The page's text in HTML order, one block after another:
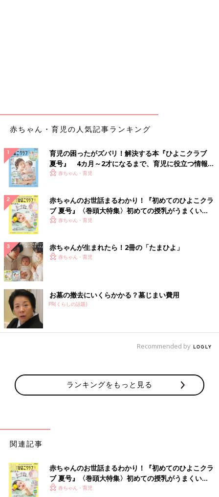
赤ちゃん・育児の人気記事ランキング
育児の困ったがズバリ！解決する本『ひよこクラブ
夏号』 4カ月～2才になるまで、育児に役立つ情報が
いっぱい！
赤ちゃん・育児
赤ちゃんのお世話まるわかり！『初めてのひよこクラ
ブ 夏号』〈巻頭大特集〉初めての授乳がうまくい
く！ おっぱい・ミルクの基本と夏のトラブル 解決テ
赤ちゃん・育児
赤ちゃんが生まれたら！2冊の「たまひよ」
赤ちゃん・育児
お墓の撤去にいくらかかる？墓じまい費用
PR(くらしの話題)
Recommended by
ランキングをもっと見る
関連記事
赤ちゃんのお世話まるわかり！『初めてのひよこクラ
ブ 夏号』〈巻頭大特集〉初めての授乳がうまくい
く！ おっぱい・ミルクの基本と夏のトラブル 解決テ
赤ちゃん・育児